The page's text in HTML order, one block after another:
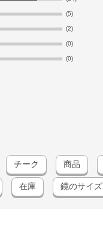
(5)
(2)
(0)
(0)
チーク 商品
在庫 鏡のサイズ